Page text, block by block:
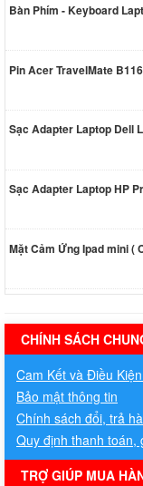
Bàn Phím - Keyboard
Pin Acer TravelMate
Sạc Adapter Laptop Dell
Sạc Adapter Laptop HP
Mặt Cảm Ứng Ipad mini (
hermes handbags
CHÍNH SÁCH
Cam Kết và Điều
Bảo mật thông tin
Chính sách đổi, trả
Quy định thanh toán,
TRỢ GIÚP MUA